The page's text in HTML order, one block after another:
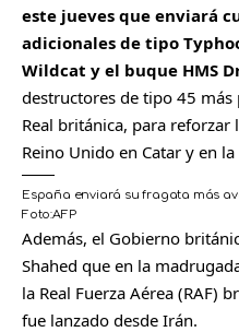
este jueves que enviará
adicionales de tipo
Wildcat y el buque HMS
destructores de tipo 45
Real británica, para reforzar
Reino Unido en Catar y en
España enviará su fragata más
Foto:AFP
Además, el Gobierno
Shahed que en la
la Real Fuerza Aérea (RAF)
fue lanzado desde Irán.